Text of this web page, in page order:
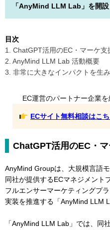
「AnyMind LLM Lab」を開設
目次
1. ChatGPT活用のEC・マーケ
2. AnyMind LLM Lab 活動概要
3. 非常に大きなインパクトを生
EC運営のパートナー企業
ECサイト無料相談はこ
ChatGPT活用のEC・
AnyMind Groupは、大規模言語
同社が提供するECマネジメント
フルエンサーマーケティングプ
実装を推進する「AnyMind LLM
「AnyMind LLM Lab」では、同